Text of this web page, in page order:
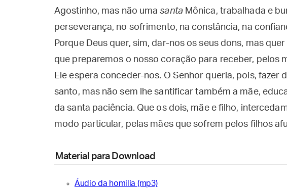
Agostinho, mas não umasantaMônica, trabalhada e
perseverança, no sofrimento, na constância, na
Porque Deus quer, sim, dar-nos os seus dons, mas
que preparemos o nosso coração para receber, pelos
Ele espera conceder-nos. O Senhor queria, pois, fazer
santo, mas não sem lhe santificar também a mãe,
da santa paciência. Que os dois, mãe e filho,
modo particular, pelas mães que sofrem pelos filhos
Material para Download
Áudio da homilia (mp3)